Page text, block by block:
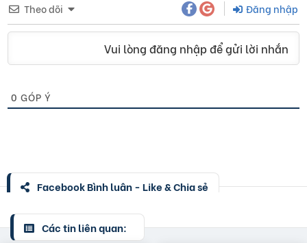
Theo dõi Đăng nhập
Vui lòng đăng nhập để gửi lời nhắn
0 GÓP Ý
Facebook Bình luận - Like & Chia sẻ
Các tin liên quan: